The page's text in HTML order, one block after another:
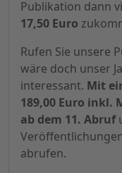
Publikation dann
17,50 Euro
Rufen Sie unsere
wäre doch unser
interessant. Mit
189,00 Euro inkl.
ab dem 11. Abruf
abrufen.